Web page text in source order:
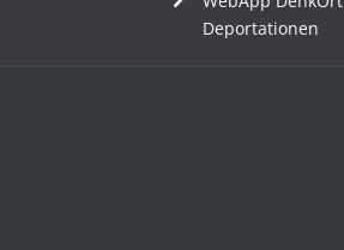
Deportationen